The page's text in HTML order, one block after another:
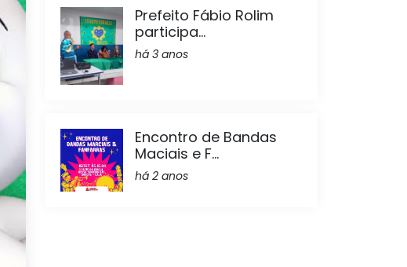
Prefeito Fábio Rolim
participa...
há 3 anos
Encontro de Bandas
Maciais e F...
há 2 anos